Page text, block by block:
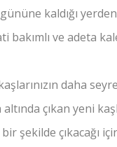
kaldığı
bakımlı ve adeta
daha
altında çıkan yeni
şekilde çıkacağı